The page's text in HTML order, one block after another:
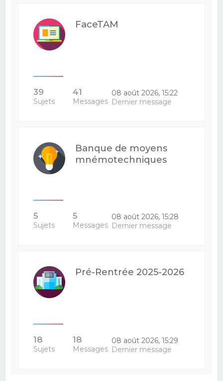
FaceTAM
39
Sujets
41
Messages
08 août 2026, 15:22
Dernier message
Banque de moyens
mnémotechniques
5
Sujets
5
Messages
08 août 2026, 15:28
Dernier message
Pré-Rentrée 2025-2026
18
Sujets
18
Messages
08 août 2026, 15:29
Dernier message